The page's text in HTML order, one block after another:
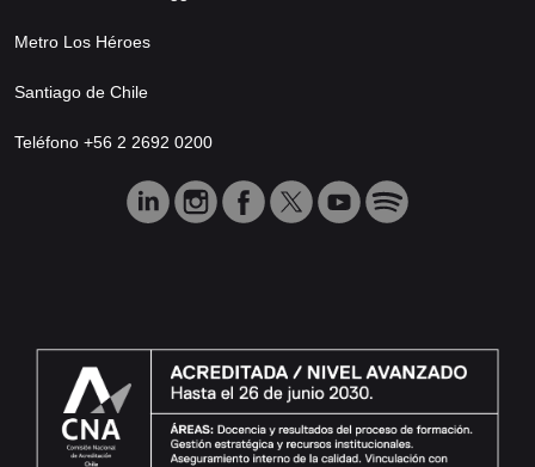
Metro Los Héroes
Santiago de Chile
Teléfono +56 2 2692 0200